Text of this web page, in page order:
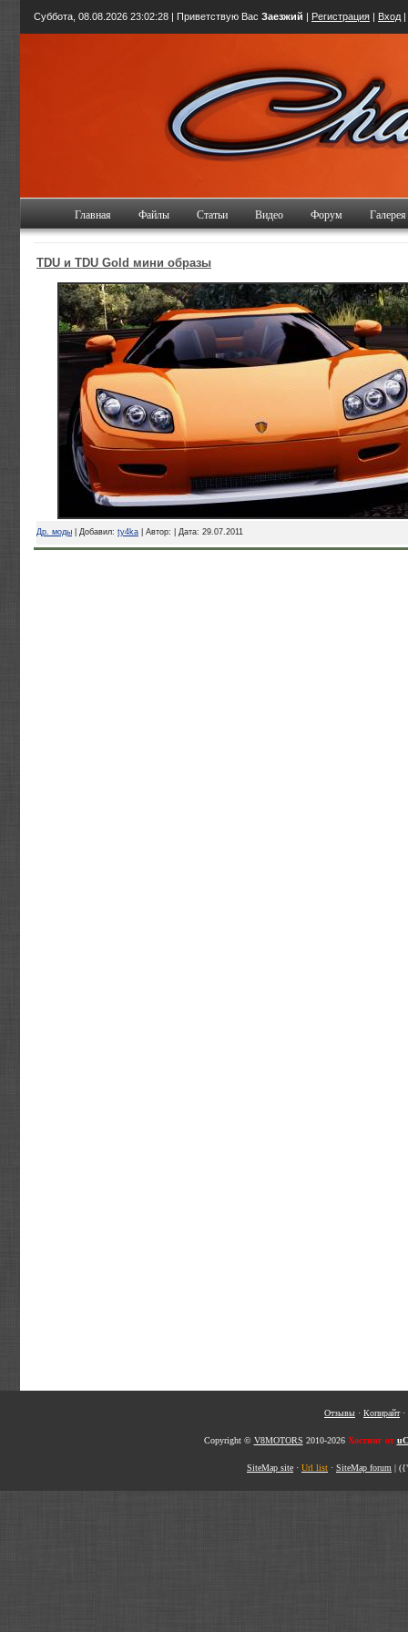
Суббота, 08.08.2026 23:02:28 | Приветствую Вас Заезжий | Регистрация | Вход |
Главная Файлы Статьи Видео Форум Галерея
TDU и TDU Gold мини образы
Др. моды | Добавил: ty4ka | Автор: | Дата: 29.07.2011
Отзывы · Копирайт·
Copyright © V8MOTORS 2010-2026 Хостинг от
SiteMap site · Url list · SiteMap forum |